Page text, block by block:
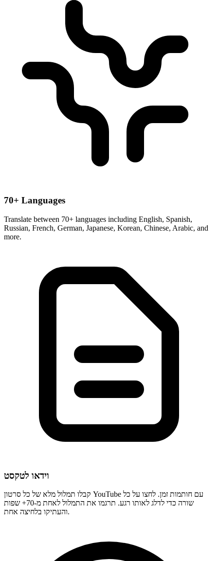
70+ Languages
Translate between 70+ languages including English, Spanish,
Russian, French, German, Japanese, Korean, Chinese, Arabic, and
more.
וידאו לטקסט
קבלו תמלול מלא של כל סרטון YouTube עם חותמות זמן. לחצו על כל
שורה כדי לדלג לאותו רגע. תרגמו את התמלול לאחת מ-70+ שפות
והעתיקו בלחיצה אחת.